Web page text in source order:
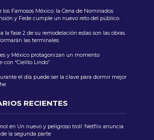
los Famosos México: la Cena de Nominados
y Fede cumple un nuevo reto del público
la fase 2 de su remodelación estas son las obras
las terminales
y México protagonizan un momento
con “Cielito Lindo”
el día puede ser la clave para dormir mejor
RECIENTES
en Un nuevo y peligroso troll: Netflix anuncia
la segunda parte